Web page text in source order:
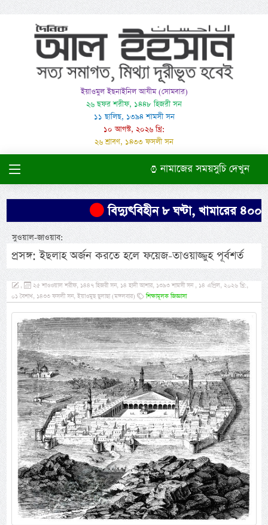
ইয়াওমুল ইছনাইনিল আযীম (সোমবার)
২৬ ছফর শরীফ, ১৪৪৮ হিজরী সন
১১ ছালিছ, ১৩৯৪ শামসী সন
১০ আগস্ট, ২০২৬ খ্রি:
২৬ শ্রাবণ, ১৪৩৩ ফসলী সন
নামাজের সময়সুচি দেখুন
বিদ্যুৎবিহীন ৮ ঘণ্টা, খামারের ৪০০
সুওয়াল-জাওয়াব:
প্রসঙ্গ: ইছলাহ অর্জন করতে হলে ফয়েজ-তাওয়াজ্জুহ পূর্বশর্ত
,
২৫ শাওওয়াল শরীফ, ১৪৪৭ হিজরী সন, ১৪ হাদী আশার, ১৩৯৩ শামসী সন , ১৪ এপ্রিল, ২০২৬ খ্রি:,
০১ বৈশাখ, ১৪৩৩ ফসলী সন, ইয়াওমুছ ছুলাছা (মঙ্গলবার)
শিক্ষামূলক জিজ্ঞাসা